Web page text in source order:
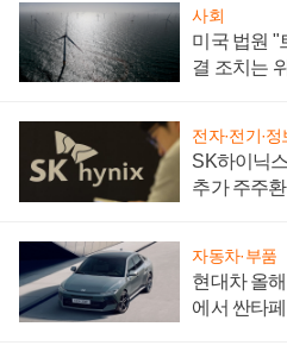
사회
미국 법원 "
결 조치는
전자·전기·정
SK하이닉
추가 주주
자동차·부품
현대차 올
에서 싼타